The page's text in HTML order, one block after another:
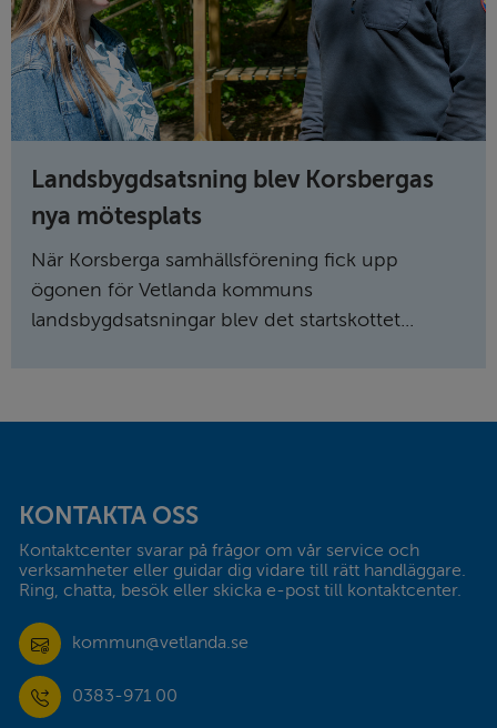
Landsbygdsatsning blev Korsbergas
nya mötesplats
När Korsberga samhällsförening fick upp
ögonen för Vetlanda kommuns
landsbygdsatsningar blev det startskottet...
KONTAKTA OSS
Kontaktcenter svarar på frågor om vår service och
verksamheter eller guidar dig vidare till rätt handläggare.
Ring, chatta, besök eller skicka e-post till kontaktcenter.
kommun@vetlanda.se
0383-971 00